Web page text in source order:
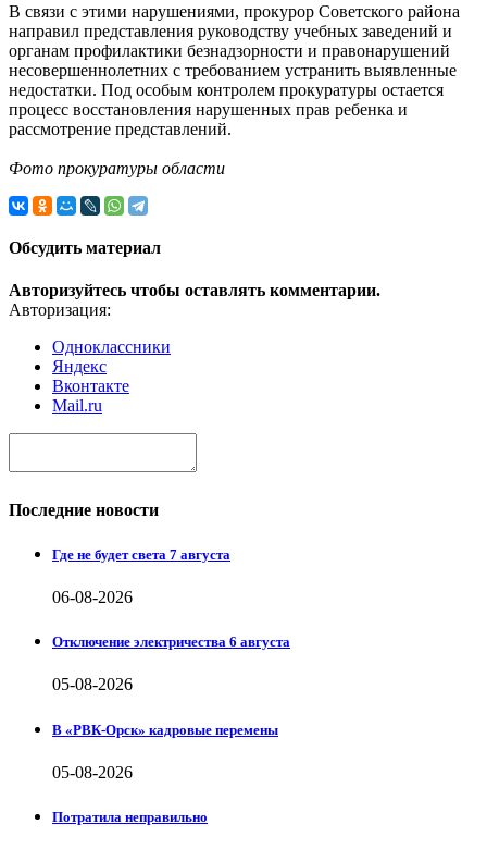
В связи с этими нарушениями, прокурор Советского района
направил представления руководству учебных заведений и
органам профилактики безнадзорности и правонарушений
несовершеннолетних с требованием устранить выявленные
недостатки. Под особым контролем прокуратуры остается
процесс восстановления нарушенных прав ребенка и
рассмотрение представлений.
Фото прокуратуры области
Обсудить материал
Авторизуйтесь чтобы оставлять комментарии.
Авторизация:
Одноклассники
Яндекс
Вконтакте
Mail.ru
Последние новости
Где не будет света 7 августа
06-08-2026
Отключение электричества 6 августа
05-08-2026
В «РВК-Орск» кадровые перемены
05-08-2026
Потратила неправильно